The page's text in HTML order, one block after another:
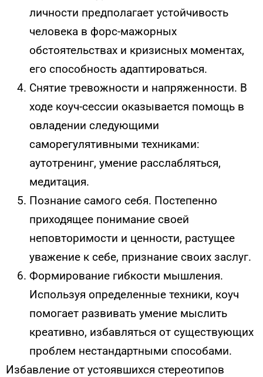
личности предполагает устойчивость
человека в форс-мажорных
обстоятельствах и кризисных моментах,
его способность адаптироваться.
Снятие тревожности и напряженности. В
ходе коуч-сессии оказывается помощь в
овладении следующими
саморегулятивными техниками:
аутотренинг, умение расслабляться,
медитация.
Познание самого себя. Постепенно
приходящее понимание своей
неповторимости и ценности, растущее
уважение к себе, признание своих заслуг.
Формирование гибкости мышления.
Используя определенные техники, коуч
помогает развивать умение мыслить
креативно, избавляться от существующих
проблем нестандартными способами.
Избавление от устоявшихся стереотипов